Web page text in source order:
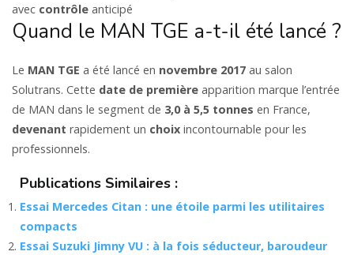
avec contrôle anticipé
Quand le MAN TGE a-t-il été lancé ?
Le MAN TGE a été lancé en novembre 2017 au salon
Solutrans. Cette date de première apparition marque l’entrée
de MAN dans le segment de 3,0 à 5,5 tonnes en France,
devenant rapidement un choix incontournable pour les
professionnels.
Publications Similaires :
Essai Mercedes Citan : une étoile parmi les utilitaires
compacts
Essai Suzuki Jimny VU : à la fois séducteur, baroudeur